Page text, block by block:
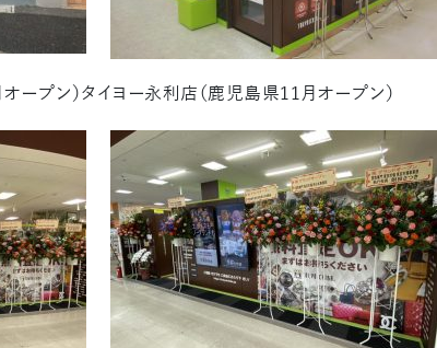
ープン）タイヨー永利店（鹿児島県11月オープン）